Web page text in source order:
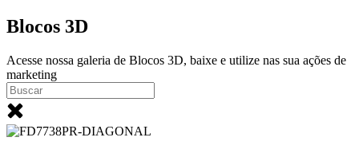
Blocos 3D
Acesse nossa galeria de Blocos 3D, baixe e utilize nas sua ações de
marketing